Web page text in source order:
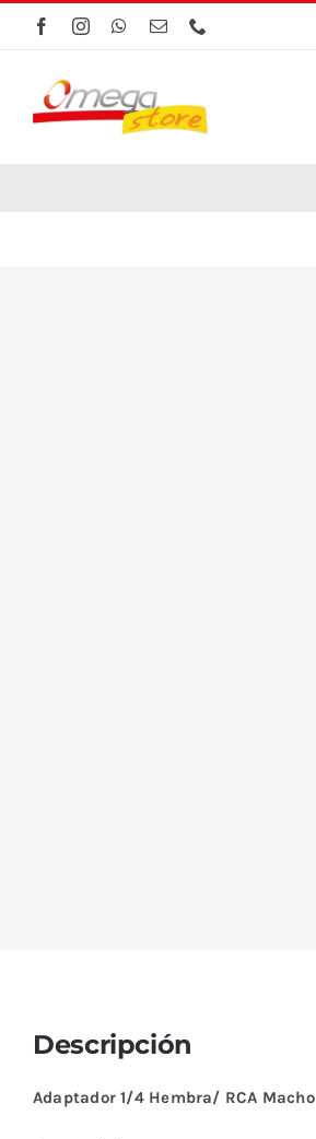
Saltar
contenido
Descripción
Adaptador 1/4 Hembra/ RCA Macho